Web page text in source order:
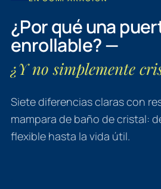
¿Por qué una
enrollable? —
¿Y no simplemente
Siete diferencias claras con
mampara de baño de cristal:
flexible hasta la vida útil.